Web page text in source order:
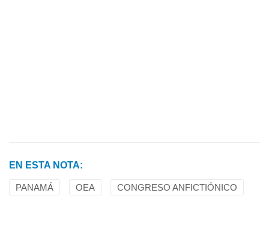
EN ESTA NOTA:
PANAMÁ OEA CONGRESO ANFICTIÓNICO